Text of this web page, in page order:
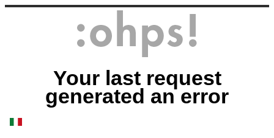
Your last request
generated an error